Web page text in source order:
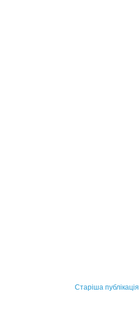
Старіша публікація